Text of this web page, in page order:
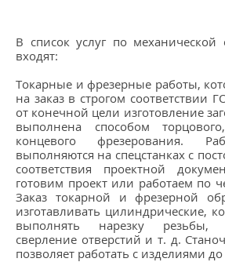
В список услуг по механической
входят:
Токарные и фрезерные работы,
на заказ в строгом соответствии
от конечной цели изготовление
выполнена способом
концевого фрезерования.
выполняются на спецстанках с
соответствия проектной
готовим проект или работаем по
Заказ токарной и фрезерной
изготавливать цилиндрические,
выполнять нарезку резьбы,
сверление отверстий и т. д.
позволяет работать с изделиями